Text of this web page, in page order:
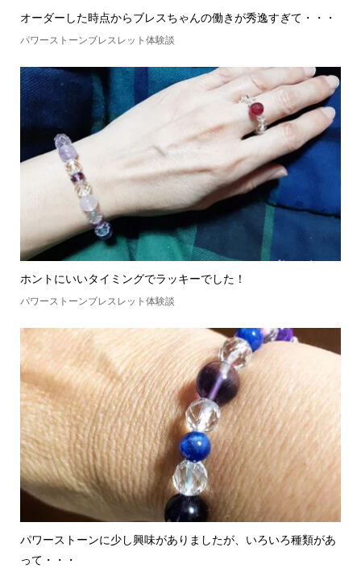
オーダーした時点からブレスちゃんの働きが秀逸すぎて・・・
パワーストーンブレスレット体験談
ホントにいいタイミングでラッキーでした！
パワーストーンブレスレット体験談
パワーストーンに少し興味がありましたが、いろいろ種類があ
って・・・